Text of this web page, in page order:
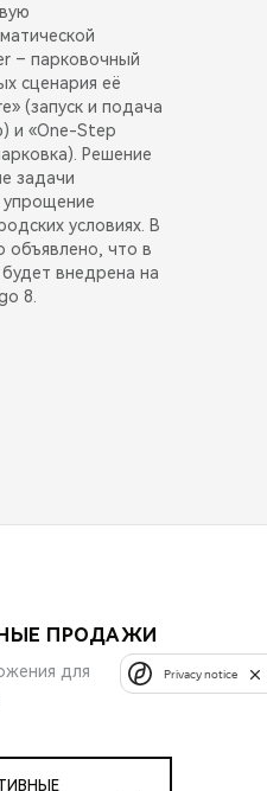
– парковочный
сценария её
(запуск и подача
и «One-Step
Решение
задачи
упрощение
условиях. В
объявлено, что в
будет внедрена на
8.
ПРОДАЖИ
для
Privacy notice